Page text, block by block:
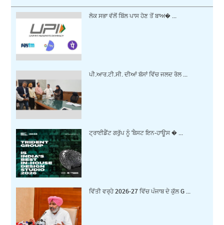
ਲੋਕ ਸਭਾ ਵੱਲੋਂ ਬਿੱਲ ਪਾਸ ਹੋਣ ਤੋਂ ਬਾਅ� ...
ਪੀ.ਆਰ.ਟੀ.ਸੀ. ਦੀਆਂ ਬੱਸਾਂ ਵਿੱਚ ਜਲਦ ਰੋਲ ...
ਟ੍ਰਾਈਡੈਂਟ ਗਰੁੱਪ ਨੂੰ 'ਬੈਸਟ ਇਨ-ਹਾਊਸ � ...
ਵਿੱਤੀ ਵਰ੍ਹੇ 2026-27 ਵਿੱਚ ਪੰਜਾਬ ਦੇ ਕੁੱਲ G ...